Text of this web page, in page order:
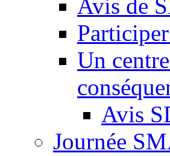
Avis de
Un
Avis
Journée